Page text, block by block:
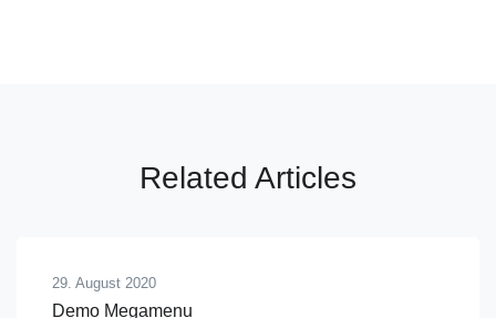
Related Articles
29. August 2020
Demo Megamenu